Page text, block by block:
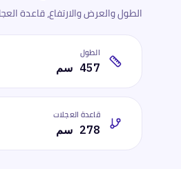
الطول والعرض والارتفاع، قاعدة
الطول
457 سم
قاعدة العجلات
278 سم